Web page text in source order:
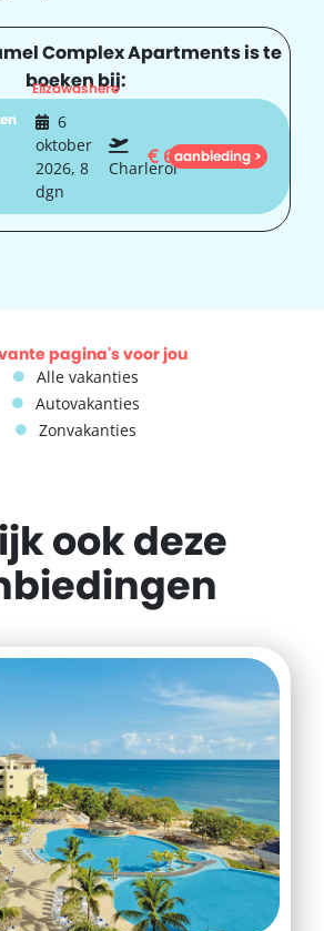
Complex Apartments is te
boeken bij:
Elizawashere
6
oktober
2026, 8
dgn
Charleroi
€ 636
aanbieding >
pagina's voor jou
Alle vakanties
Autovakanties
Zonvakanties
ook deze